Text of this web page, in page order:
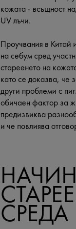
кожата - всъщност
UV лъчи.
Проучвания в Китай
на себум сред
стареенето на
като се доказва, че
други проблеми с
обичаен фактор за
предизвиква
и че повлиява
СРЕДА